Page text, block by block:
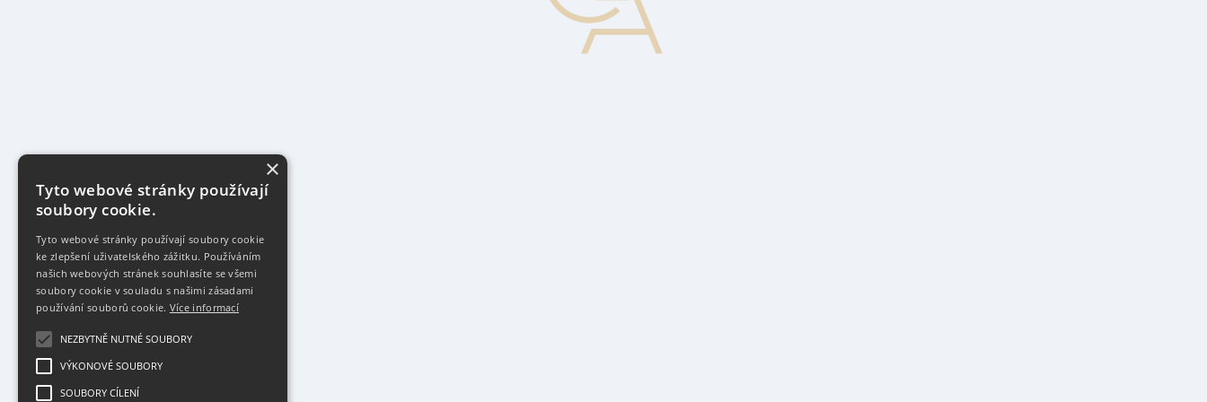
×
Tyto webové stránky používají
soubory cookie.
Tyto webové stránky používají soubory cookie
ke zlepšení uživatelského zážitku. Používáním
našich webových stránek souhlasíte se všemi
soubory cookie v souladu s našimi zásadami
používání souborů cookie. Více informací
NEZBYTNĚ NUTNÉ SOUBORY
VÝKONOVÉ SOUBORY
SOUBORY CÍLENÍ